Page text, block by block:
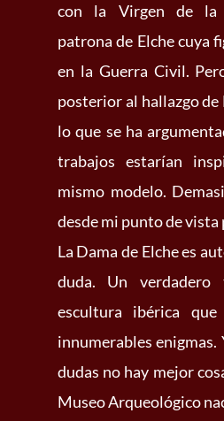
con la Virgen de la
patrona de Elche cuya
en la Guerra Civil.
posterior al hallazgo de
lo que se ha
trabajos estarían
mismo modelo.
desde mi punto de vista
La Dama de Elche es
duda. Un
escultura ibérica que
innumerables enigmas.
dudas no hay mejor
Museo Arqueológico